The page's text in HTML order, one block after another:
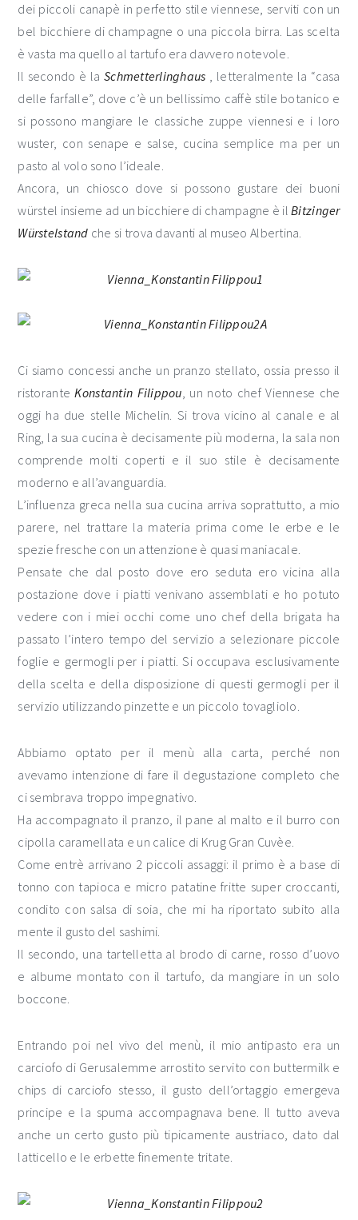
dei piccoli canapè in perfetto stile viennese, serviti con un
bel bicchiere di champagne o una piccola birra. Las scelta
è vasta ma quello al tartufo era davvero notevole.
Il secondo è la Schmetterlinghaus , letteralmente la “casa
delle farfalle”, dove c’è un bellissimo caffè stile botanico e
si possono mangiare le classiche zuppe viennesi e i loro
wuster, con senape e salse, cucina semplice ma per un
pasto al volo sono l’ideale.
Ancora, un chiosco dove si possono gustare dei buoni
würstel insieme ad un bicchiere di champagne è ilBitzinger
Würstelstand che si trova davanti al museo Albertina.
Ci siamo concessi anche un pranzo stellato, ossia presso il
ristoranteKonstantin Filippou, un noto chef Viennese che
oggi ha due stelle Michelin. Si trova vicino al canale e al
Ring, la sua cucina è decisamente più moderna, la sala non
comprende molti coperti e il suo stile è decisamente
moderno e all’avanguardia.
L’influenza greca nella sua cucina arriva soprattutto, a mio
parere, nel trattare la materia prima come le erbe e le
spezie fresche con un attenzione è quasi maniacale.
Pensate che dal posto dove ero seduta ero vicina alla
postazione dove i piatti venivano assemblati e ho potuto
vedere con i miei occhi come uno chef della brigata ha
passato l’intero tempo del servizio a selezionare piccole
foglie e germogli per i piatti. Si occupava esclusivamente
della scelta e della disposizione di questi germogli per il
servizio utilizzando pinzette e un piccolo tovagliolo.
Abbiamo optato per il menù alla carta, perché non
avevamo intenzione di fare il degustazione completo che
ci sembrava troppo impegnativo.
Ha accompagnato il pranzo, il pane al malto e il burro con
cipolla caramellata e un calice di Krug Gran Cuvèe.
Come entrè arrivano 2 piccoli assaggi: il primo è a base di
tonno con tapioca e micro patatine fritte super croccanti,
condito con salsa di soia, che mi ha riportato subito alla
mente il gusto del sashimi.
Il secondo, una tartelletta al brodo di carne, rosso d’uovo
e albume montato con il tartufo, da mangiare in un solo
boccone.
Entrando poi nel vivo del menù, il mio antipasto era un
carciofo di Gerusalemme arrostito servito con buttermilk e
chips di carciofo stesso, il gusto dell’ortaggio emergeva
principe e la spuma accompagnava bene. Il tutto aveva
anche un certo gusto più tipicamente austriaco, dato dal
latticello e le erbette finemente tritate.